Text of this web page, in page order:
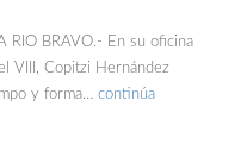
RIO BRAVO.- En su oficina
VIII, Copitzi Hernández
y forma… continúa